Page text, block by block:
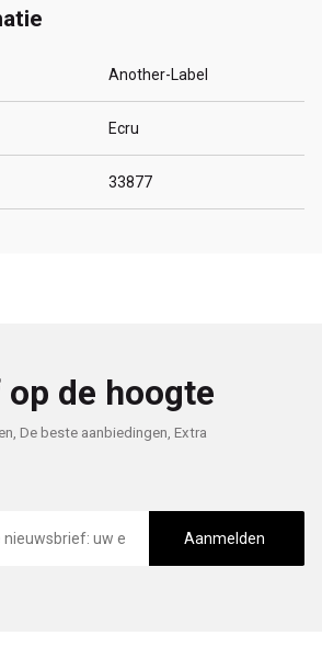
Another-Label
Ecru
33877
de hoogte
De beste aanbiedingen, Extra
Aanmelden